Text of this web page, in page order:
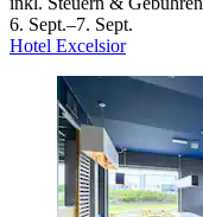
6. Sept.–7. Sept.
Hotel Excelsior